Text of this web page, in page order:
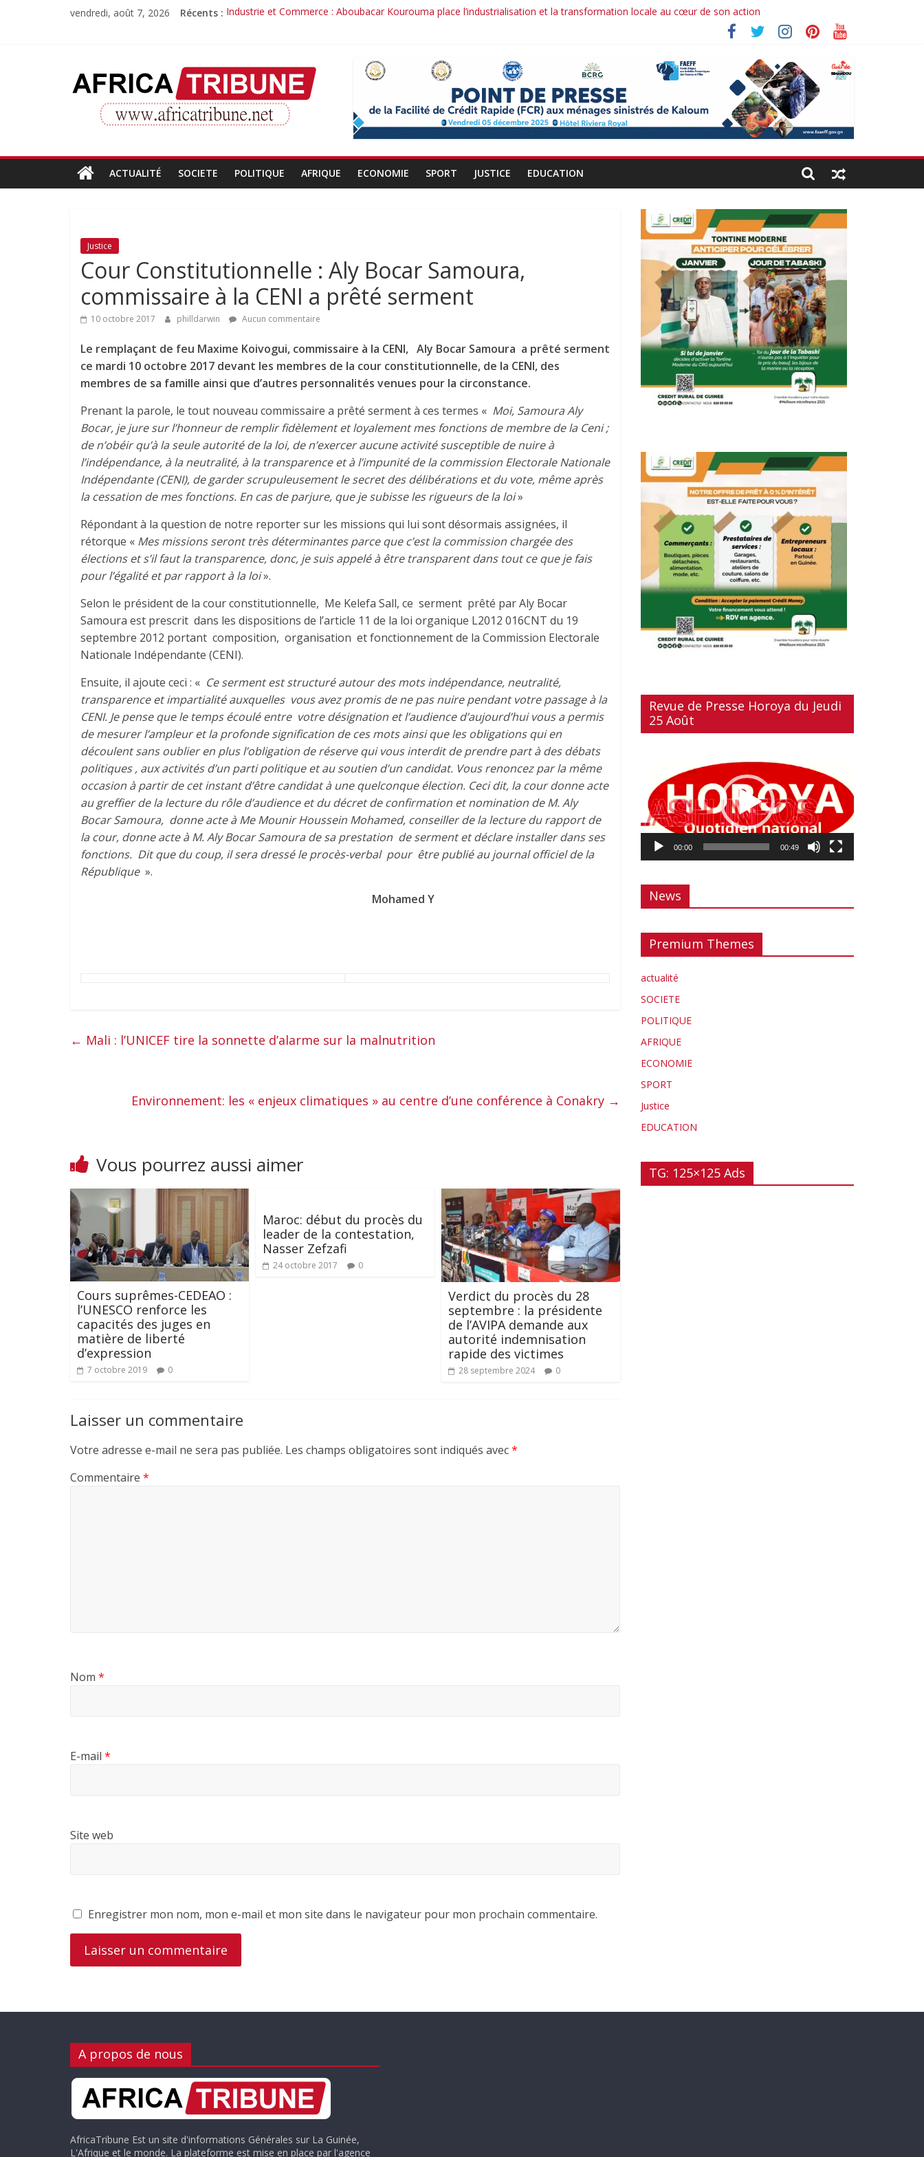
vendredi, août 7, 2026 Récents : Industrie et Commerce : Aboubacar Kourouma place l’industrialisation et la transformation locale au cœur de son action
Djiba Diakité reconduit : la confiance renouvelée envers un homme de résultats
Le parcours inspirant d’un officier au service du Président et de son pays.
AfricaTribune
d'informations
ACTUALITÉ SOCIETE POLITIQUE AFRIQUE ECONOMIE SPORT JUSTICE EDUCATION
Justice
Cour Constitutionnelle : Aly Bocar Samoura,
commissaire à la CENI a prêté serment
10 octobre 2017 philldarwin Aucun commentaire
Le remplaçant de feu Maxime Koivogui, commissaire à la CENI, Aly Bocar Samoura a prêté serment
ce mardi 10 octobre 2017 devant les membres de la cour constitutionnelle, de la CENI, des
membres de sa famille ainsi que d’autres personnalités venues pour la circonstance.
Prenant la parole, le tout nouveau commissaire a prêté serment à ces termes « Moi, Samoura Aly
Bocar, je jure sur l’honneur de remplir fidèlement et loyalement mes fonctions de membre de la Ceni ;
de n’obéir qu’à la seule autorité de la loi, de n’exercer aucune activité susceptible de nuire à
l’indépendance, à la neutralité, à la transparence et à l’impunité de la commission Electorale Nationale
Indépendante (CENI), de garder scrupuleusement le secret des délibérations et du vote, même après
la cessation de mes fonctions. En cas de parjure, que je subisse les rigueurs de la loi»
Répondant à la question de notre reporter sur les missions qui lui sont désormais assignées, il
rétorque « Mes missions seront très déterminantes parce que c’est la commission chargée des
élections et s’il faut la transparence, donc, je suis appelé à être transparent dans tout ce que je fais
pour l’égalité et par rapport à la loi».
Selon le président de la cour constitutionnelle, Me Kelefa Sall, ce serment prêté par Aly Bocar
Samoura est prescrit dans les dispositions de l’article 11 de la loi organique L2012 016CNT du 19
septembre 2012 portant composition, organisation et fonctionnement de la Commission Electorale
Nationale Indépendante (CENI).
Ensuite, il ajoute ceci : « Ce serment est structuré autour des mots indépendance, neutralité,
transparence et impartialité auxquelles vous avez promis de ne pas nuire pendant votre passage à la
CENI. Je pense que le temps écoulé entre votre désignation et l’audience d’aujourd’hui vous a permis
de mesurer l’ampleur et la profonde signification de ces mots ainsi que les obligations qui en
découlent sans oublier en plus l’obligation de réserve qui vous interdit de prendre part à des débats
politiques , aux activités d’un parti politique et au soutien d’un candidat. Vous renoncez par la même
occasion à partir de cet instant d’être candidat à une quelconque élection. Ceci dit, la cour donne acte
au greffier de la lecture du rôle d’audience et du décret de confirmation et nomination de M. Aly
Bocar Samoura, donne acte à Me Mounir Houssein Mohamed, conseiller de la lecture du rapport de
la cour, donne acte à M. Aly Bocar Samoura de sa prestation de serment et déclare installer dans ses
fonctions. Dit que du coup, il sera dressé le procès-verbal pour être publié au journal officiel de la
République ».
Mohamed Y
← Mali : l’UNICEF tire la sonnette d’alarme sur la malnutrition
Environnement: les « enjeux climatiques » au centre d’une conférence à Conakry →
Vous pourrez aussi aimer
Cours suprêmes-CEDEAO :
l’UNESCO renforce les
capacités des juges en
matière de liberté
d’expression
7 octobre 2019 0
Maroc: début du procès du
leader de la contestation,
Nasser Zefzafi
24 octobre 2017 0
Verdict du procès du 28
septembre : la présidente
de l’AVIPA demande aux
autorité indemnisation
rapide des victimes
28 septembre 2024 0
Laisser un commentaire
Votre adresse e-mail ne sera pas publiée. Les champs obligatoires sont indiqués avec*
Commentaire *
Nom *
E-mail *
Site web
Enregistrer mon nom, mon e-mail et mon site dans le navigateur pour mon prochain commentaire.
Revue de Presse Horoya du Jeudi
25 Août
00:00 00:49
News
Premium Themes
actualité
SOCIETE
POLITIQUE
AFRIQUE
ECONOMIE
SPORT
Justice
EDUCATION
TG: 125×125 Ads
A propos de nous
AfricaTribune Est un site d'informations Générales sur La Guinée,
L'Afrique et le monde. La plateforme est mise en place par l'agence